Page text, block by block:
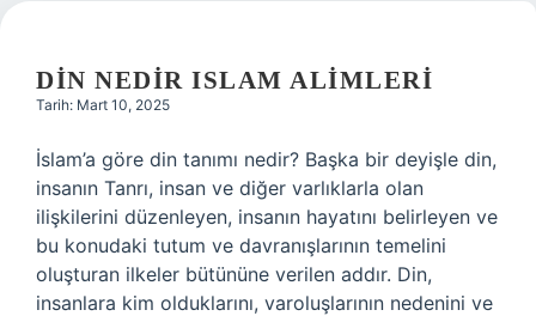
DIN NEDIR ISLAM ALIMLERI
Tarih: Mart 10, 2025
İslam’a göre din tanımı nedir? Başka bir deyişle din,
insanın Tanrı, insan ve diğer varlıklarla olan
ilişkilerini düzenleyen, insanın hayatını belirleyen ve
bu konudaki tutum ve davranışlarının temelini
oluşturan ilkeler bütününe verilen addır. Din,
insanlara kim olduklarını, varoluşlarının nedenini ve